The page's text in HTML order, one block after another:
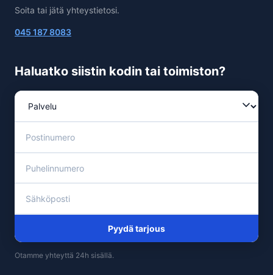
Soita tai jätä yhteystietosi.
045 187 8083
Haluatko siistin kodin tai toimiston?
Pyydä tarjous
Otamme yhteyttä 24h sisällä.